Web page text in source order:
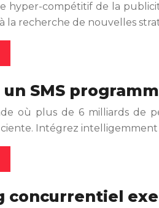
hyper-compétitif de la
la recherche de nouvelles
un SMS
où plus de 6 milliards de
Intégrez intelligemment
concurrentiel